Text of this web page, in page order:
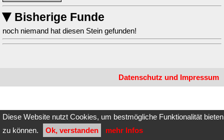
Diese Website nutzt Cookies, um bestmögliche Funktionalität bieten
zu können.
Ok, verstanden mehr Infos
▶ Bisherige Funde
noch niemand hat diesen Stein gefunden!
Datenschutz und Impressum